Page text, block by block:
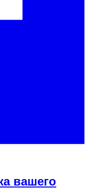
вашего